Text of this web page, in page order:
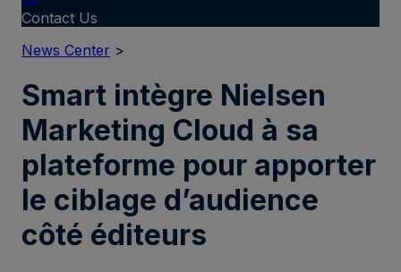
Contact Us
News Center >
Smart intègre Nielsen
Marketing Cloud à sa
plateforme pour apporter
le ciblage d’audience
côté éditeurs